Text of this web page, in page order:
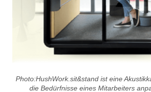
Photo:HushWork.sit&stand ist eine
die Bedürfnisse eines Mitarbeiters